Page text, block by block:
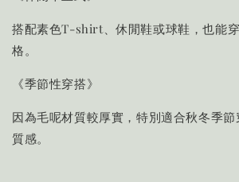
搭配素色T-shirt、休閒鞋或球鞋，也能
格。
《季節性穿搭》
因為毛呢材質較厚實，特別適合秋冬季
質感。